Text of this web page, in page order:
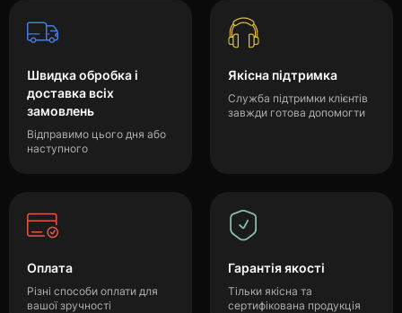
Швидка обробка і
доставка всіх
замовлень
Відправимо цього дня або
наступного
Якісна підтримка
Служба підтримки клієнтів
завжди готова допомогти
Оплата
Різні способи оплати для
вашої зручності
Гарантія якості
Тільки якісна та
сертифікована продукція